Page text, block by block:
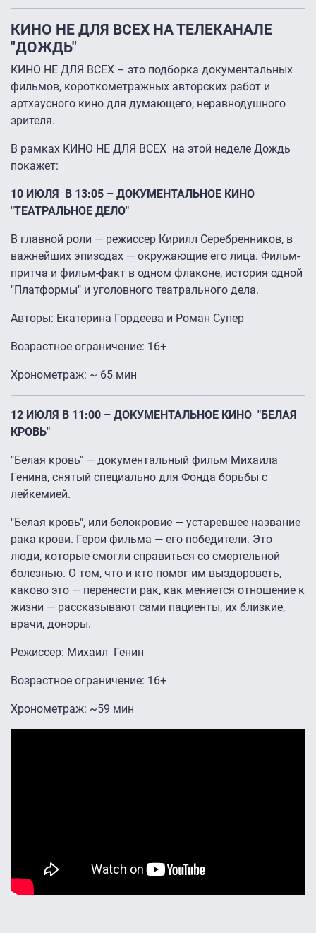
КИНО НЕ ДЛЯ ВСЕХ НА ТЕЛЕКАНАЛЕ
"ДОЖДЬ"
КИНО НЕ ДЛЯ ВСЕХ – это подборка документальных
фильмов, короткометражных авторских работ и
артхаусного кино для думающего, неравнодушного
зрителя.
В рамках КИНО НЕ ДЛЯ ВСЕХ на этой неделе Дождь
покажет:
10 ИЮЛЯ В 13:05 – ДОКУМЕНТАЛЬНОЕ КИНО
"ТЕАТРАЛЬНОЕ ДЕЛО"
В главной роли — режиссер Кирилл Серебренников, в
важнейших эпизодах — окружающие его лица. Фильм-
притча и фильм-факт в одном флаконе, история одной
"Платформы" и уголовного театрального дела.
Авторы: Екатерина Гордеева и Роман Супер
Возрастное ограничение: 16+
Хронометраж: ~ 65 мин
12 ИЮЛЯ В 11:00 – ДОКУМЕНТАЛЬНОЕ КИНО "БЕЛАЯ
КРОВЬ"
"Белая кровь" — документальный фильм Михаила
Генина, снятый специально для Фонда борьбы с
лейкемией.
"Белая кровь", или белокровие — устаревшее название
рака крови. Герои фильма — его победители. Это
люди, которые смогли справиться со смертельной
болезнью. О том, что и кто помог им выздороветь,
каково это — перенести рак, как меняется отношение к
жизни — рассказывают сами пациенты, их близкие,
врачи, доноры.
Режиссер: Михаил Генин
Возрастное ограничение: 16+
Хронометраж: ~59 мин